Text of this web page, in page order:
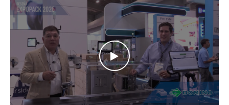
WATCH THE VIDEO